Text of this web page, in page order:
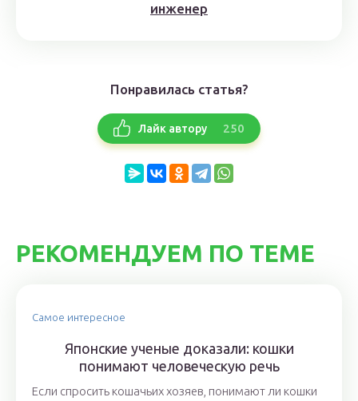
инженер
Понравилась статья?
Лайк автору 250
РЕКОМЕНДУЕМ ПО ТЕМЕ
Самое интересное
Японские ученые доказали: кошки
понимают человеческую речь
Если спросить кошачьих хозяев, понимают ли кошки